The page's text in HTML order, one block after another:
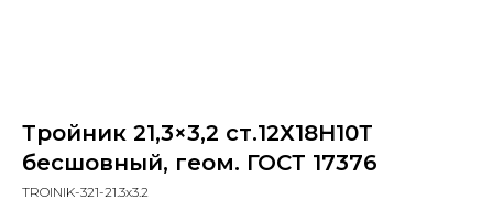
Тройник 21,3×3,2 ст.12Х18Н10Т
бесшовный, геом. ГОСТ 17376
TROINIK-321-21.3x3.2